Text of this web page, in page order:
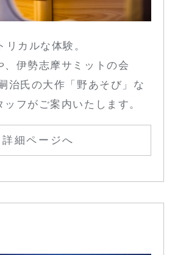
カルな体験。
、伊勢志摩サミットの会
治氏の大作「野あそび」な
フがご案内いたします。
詳細ページへ